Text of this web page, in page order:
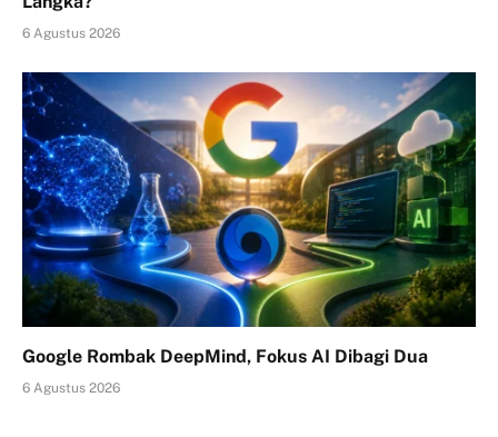
6 Agustus 2026
Google Rombak DeepMind, Fokus AI Dibagi Dua
6 Agustus 2026